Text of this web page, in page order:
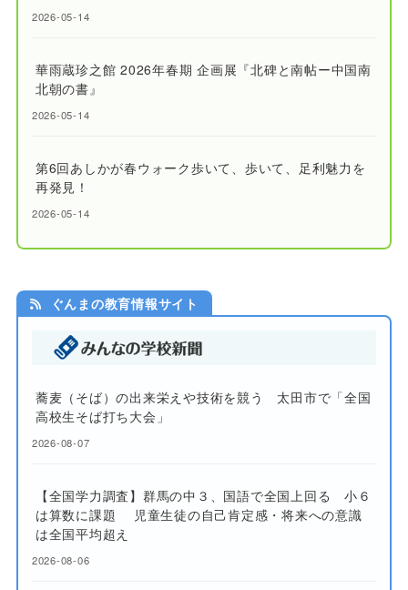
2026-05-14
華雨蔵珍之館 2026年春期 企画展『北碑と南帖ー中国南
北朝の書』
2026-05-14
第6回あしかが春ウォーク歩いて、歩いて、足利魅力を
再発見！
2026-05-14
ぐんまの教育情報サイト
蕎麦（そば）の出来栄えや技術を競う 太田市で「全国
高校生そば打ち大会」
2026-08-07
【全国学力調査】群馬の中３、国語で全国上回る 小６
は算数に課題 児童生徒の自己肯定感・将来への意識
は全国平均超え
2026-08-06